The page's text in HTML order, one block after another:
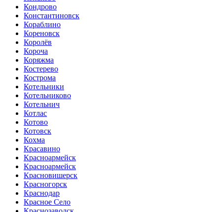
Кондрово
Константиновск
Кораблино
Кореновск
Королёв
Короча
Коряжма
Костерево
Кострома
Котельники
Котельниково
Котельнич
Котлас
Котово
Котовск
Кохма
Красавино
Красноармейск
Красноармейск
Красновишерск
Красногорск
Краснодар
Красное Село